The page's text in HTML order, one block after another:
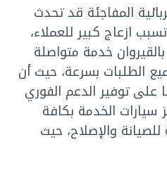
المفاجئة قد تحدث
ازعاج كبير للعملاء،
خدمة متواصلة
الطلبات بسرعة، حيث أن
توفير الدعم الفوري
سيارات الخدمة بكافة
للصيانة والإصلاح، حيث